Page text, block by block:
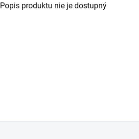
Popis produktu nie je dostupný